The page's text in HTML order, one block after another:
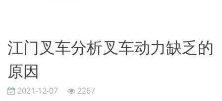
江门叉车分析叉车动力缺乏的
原因
2021-12-07 2267